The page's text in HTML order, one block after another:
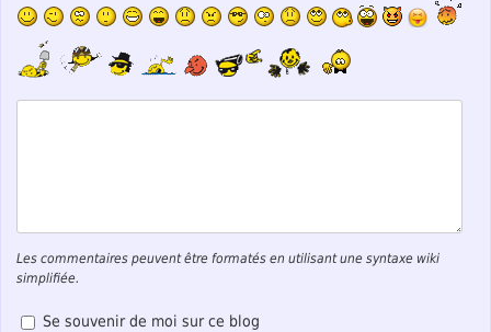
Les commentaires peuvent être formatés en utilisant une syntaxe wiki
simplifiée.
Se souvenir de moi sur ce blog